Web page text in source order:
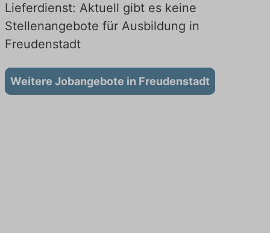
Lieferdienst: Aktuell gibt es keine
Stellenangebote für Ausbildung in
Freudenstadt
Weitere Jobangebote in Freudenstadt